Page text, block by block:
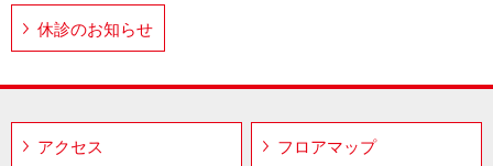
休診のお知らせ
アクセス フロアマップ